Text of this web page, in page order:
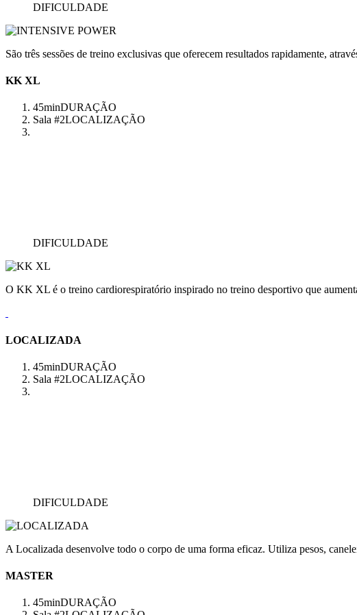
DIFICULDADE
São três sessões de treino exclusivas que oferecem resultados rapidamente,
KK XL
45minDURAÇÃO
Sala #2LOCALIZAÇÃO
DIFICULDADE
O KK XL é o treino cardiorespiratório inspirado no treino desportivo que
LOCALIZADA
45minDURAÇÃO
Sala #2LOCALIZAÇÃO
DIFICULDADE
A Localizada desenvolve todo o corpo de uma forma eficaz. Utiliza pesos,
MASTER
45minDURAÇÃO